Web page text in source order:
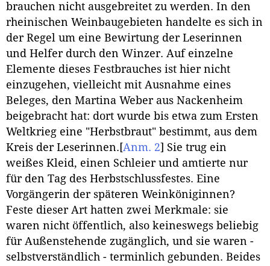
brauchen nicht ausgebreitet zu werden. In den
rheinischen Weinbaugebieten handelte es sich in
der Regel um eine Bewirtung der Leserinnen
und Helfer durch den Winzer. Auf einzelne
Elemente dieses Festbrauches ist hier nicht
einzugehen, vielleicht mit Ausnahme eines
Beleges, den Martina Weber aus Nackenheim
beigebracht hat: dort wurde bis etwa zum Ersten
Weltkrieg eine "Herbstbraut" bestimmt, aus dem
Kreis der Leserinnen. [Anm. 2] Sie trug ein
weißes Kleid, einen Schleier und amtierte nur
für den Tag des Herbstschlussfestes. Eine
Vorgängerin der späteren Weinköniginnen?
Feste dieser Art hatten zwei Merkmale: sie
waren nicht öffentlich, also keineswegs beliebig
für Außenstehende zugänglich, und sie waren -
selbstverständlich - terminlich gebunden. Beides